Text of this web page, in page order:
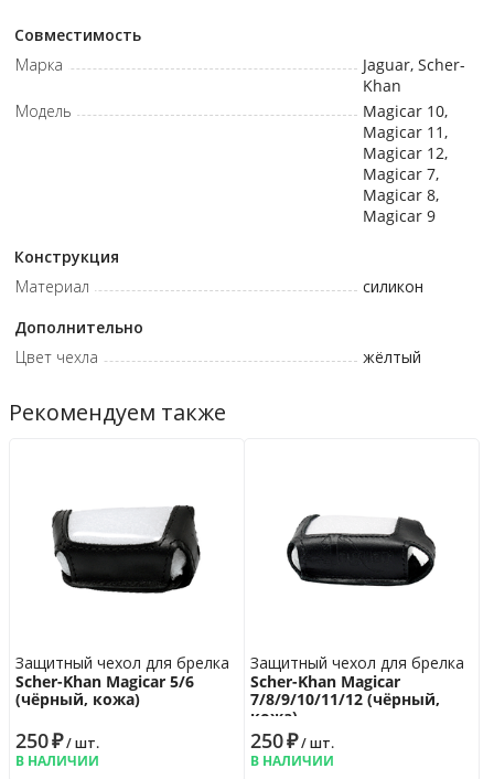
Совместимость
Марка
Jaguar, Scher-
Khan
Модель
Magicar 10,
Magicar 11,
Magicar 12,
Magicar 7,
Magicar 8,
Magicar 9
Конструкция
Материал
силикон
Дополнительно
Цвет чехла
жёлтый
Рекомендуем также
Защитный чехол для брелка
Scher-Khan Magicar 5/6
(чёрный, кожа)
250₽/ шт.
В НАЛИЧИИ
Защитный чехол для брелка
Scher-Khan Magicar
7/8/9/10/11/12 (чёрный,
кожа)
250₽/ шт.
В НАЛИЧИИ